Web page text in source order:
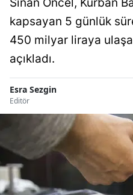
kapsayan 5 günlük
450 milyar liraya
açıkladı.
Esra Sezgin
Editör